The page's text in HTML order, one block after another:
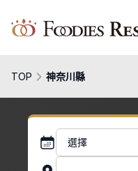
Foodies Reserve
TOP 神奈川縣
選擇